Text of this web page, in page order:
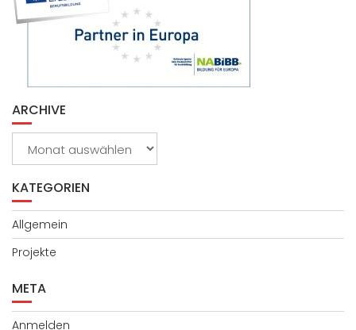
ARCHIVE
KATEGORIEN
Allgemein
Projekte
META
Anmelden